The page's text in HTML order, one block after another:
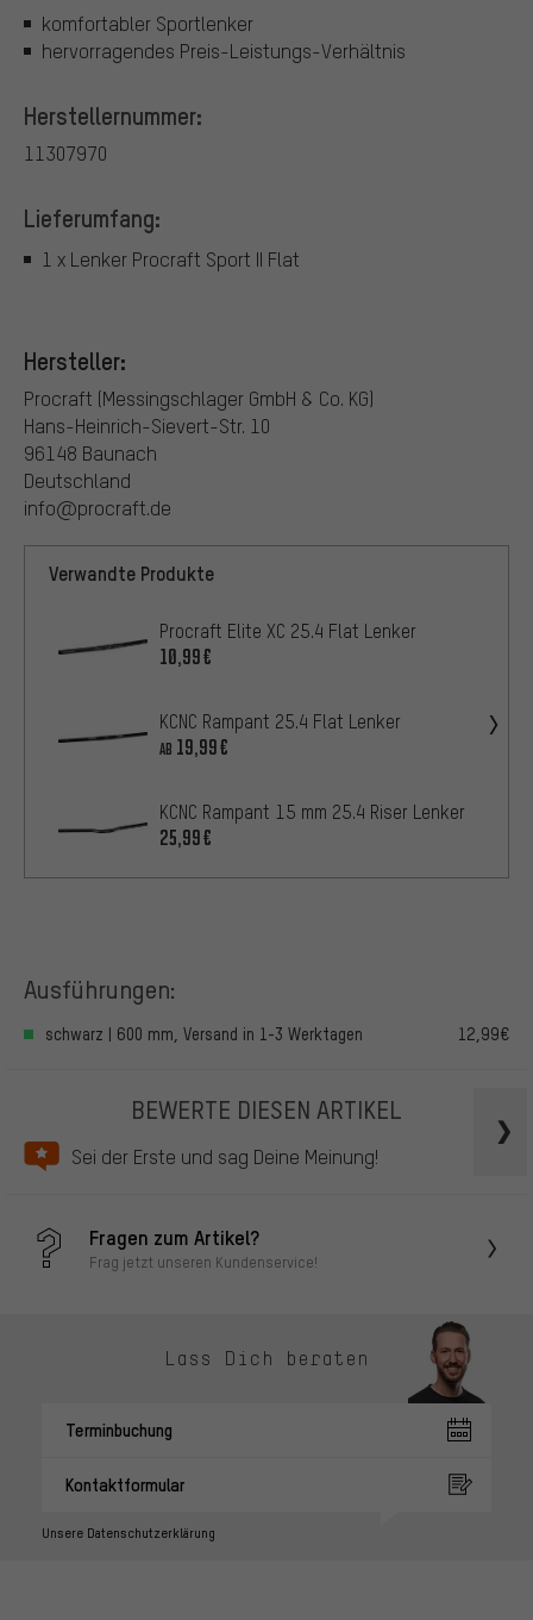
komfortabler Sportlenker
hervorragendes Preis-Leistungs-Verhältnis
Herstellernummer:
11307970
Lieferumfang:
1 x Lenker Procraft Sport II Flat
Hersteller:
Procraft (Messingschlager GmbH & Co. KG)
Hans-Heinrich-Sievert-Str. 10
96148 Baunach
Deutschland
info@procraft.de
Verwandte Produkte
Procraft Elite XC 25.4 Flat Lenker
10,99€
KCNC Rampant 25.4 Flat Lenker
AB 19,99€
KCNC Rampant 15 mm 25.4 Riser Lenker
25,99€
Ausführungen:
schwarz | 600 mm, Versand in 1-3 Werktagen 12,99€
BEWERTE DIESEN ARTIKEL
Sei der Erste und sag Deine Meinung!
Fragen zum Artikel?
Frag jetzt unseren Kundenservice!
Lass Dich beraten
Terminbuchung
Kontaktformular
Unsere Datenschutzerklärung